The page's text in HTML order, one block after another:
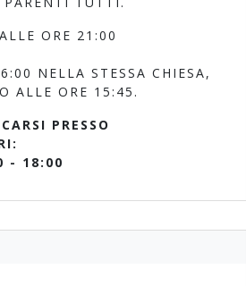
ORE 21:00
NELLA STESSA CHIESA,
ALLE ORE 15:45.
PRESSO
- 18:00